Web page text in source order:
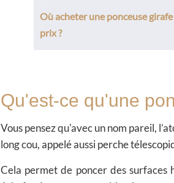
Où acheter une ponceuse
prix ?
Qu'est-ce qu'une
Vous pensez qu'avec un nom pareil,
long cou, appelé aussi perche
Cela permet de poncer des